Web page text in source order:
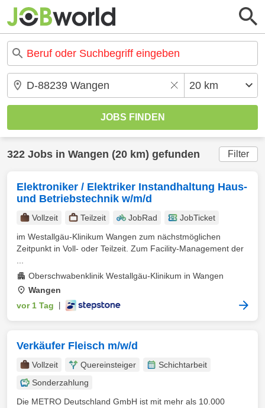
322 Jobs in Wangen (20 km) gefunden Filter
Elektroniker / Elektriker Instandhaltung Haus-
und Betriebstechnik w/m/d
Vollzeit Teilzeit JobRad
JobTicket
im Westallgäu-Klinikum Wangen zum nächstmöglichen
Zeitpunkt in Voll- oder Teilzeit. Zum Facility-Management der
Oberschwabenklinik Westallgäu-Klinikum in Wangen
Wangen
vor 1 Tag
Verkäufer Fleisch m/w/d
Vollzeit Quereinsteiger
Schichtarbeit
Sonderzahlung
Die METRO Deutschland GmbH ist mit mehr als 10.000